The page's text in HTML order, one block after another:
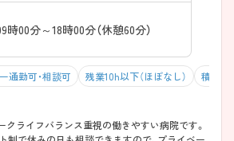
時00分～18時00分（休憩60分）
通勤可・相談可 残業10h以下（ほぼなし） 積極採
ライフバランス重視の働きやすい病院です。